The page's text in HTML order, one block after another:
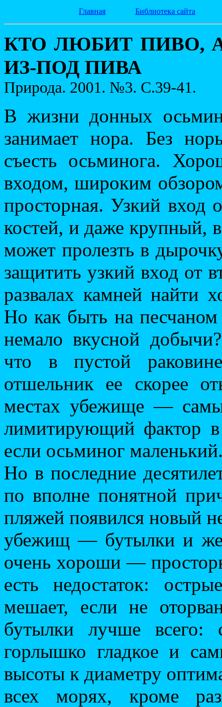
Главная Библиотека сайта
КТО ЛЮБИТ ПИВО,
ИЗ-ПОД ПИВА
Природа. 2001. №3. С.39-41.
В жизни донных
занимает нора. Без
съесть осьминога.
входом, широким
просторная. Узкий вход
костей, и даже крупный,
может пролезть в
защитить узкий вход от
развалах камней
Но как быть на
немало вкусной
что в пустой
отшельник ее скорее
местах убежище —
лимитирующий фактор
если осьминог
Но в последние
по вполне понятной
пляжей появился новый
убежищ — бутылки и
очень хороши —
есть недостаток:
мешает, если не
бутылки лучше всего:
горлышко гладкое и
высоты к диаметру
всех морях, кроме